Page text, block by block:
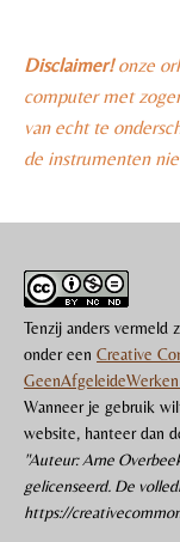
Disclaimer!onze
computer met
van echt te
de instrumenten
Tenzij anders vermeld
onder een Creative
Wanneer je gebruik
website, hanteer dan
"Auteur: Arne
gelicenseerd. De
https://